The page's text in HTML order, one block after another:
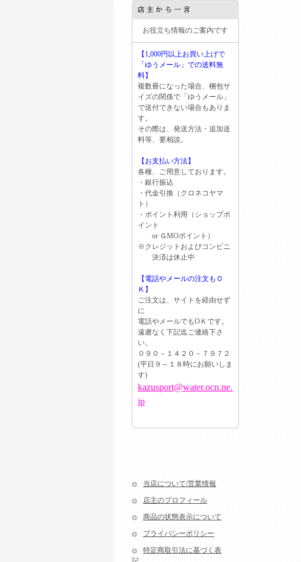
お役立ち情報のご案内です
【1,000円以上お買い上げで
「ゆうメール」での送料無
料】
複数冊になった場合、梱包サ
イズの関係で「ゆうメール」
で送付できない場合もありま
す。
その際は、発送方法・追加送
料等、要相談。
【お支払い方法】
各種、ご用意しております。
・銀行振込
・代金引換（クロネコヤマ
ト）
・ポイント利用（ショップポ
イント
or ＧМОポイント）
※クレジットおよびコンビニ
決済は休止中
【電話やメールの注文もＯ
Ｋ】
ご注文は、サイトを経由せず
に
電話やメールでもОＫです。
遠慮なく下記迄ご連絡下さ
い。
０９０－１４２０－７９７２
(平日９～１８時にお願いしま
す)
kazusport@water.ocn.ne.
jp
当店について/営業情報
店主のプロフィール
商品の状態表示について
プライバシーポリシー
特定商取引法に基づく表